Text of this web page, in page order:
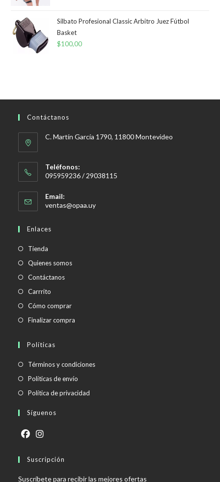
Silbato Profesional Classic Arbitro Juez Fútbol
Basket
$100,00
Contáctanos
C. Martín García 1790, 11800 Montevideo
Teléfonos:
095959236 / 29038115
Email:
ventas@opaa.uySe
Enlaces
Tienda
Quienes somos
Contáctanos
Carrrito
Cómo comprar
Finalizar compra
Políticas
Términos y condicionesSe
Políticas de envío
abre
Política de privacidad
Síguenos
abre abre
Suscripción
Suscríbete para recibir las mejores ofertas